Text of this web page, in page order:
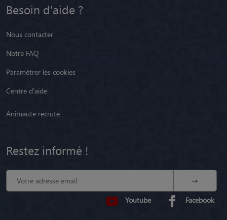
Besoin d'aide ?
Nous contacter
Notre FAQ
Paramétrer les cookies
Centre d'aide
Animaute recrute
Restez informé !
Youtube Facebook